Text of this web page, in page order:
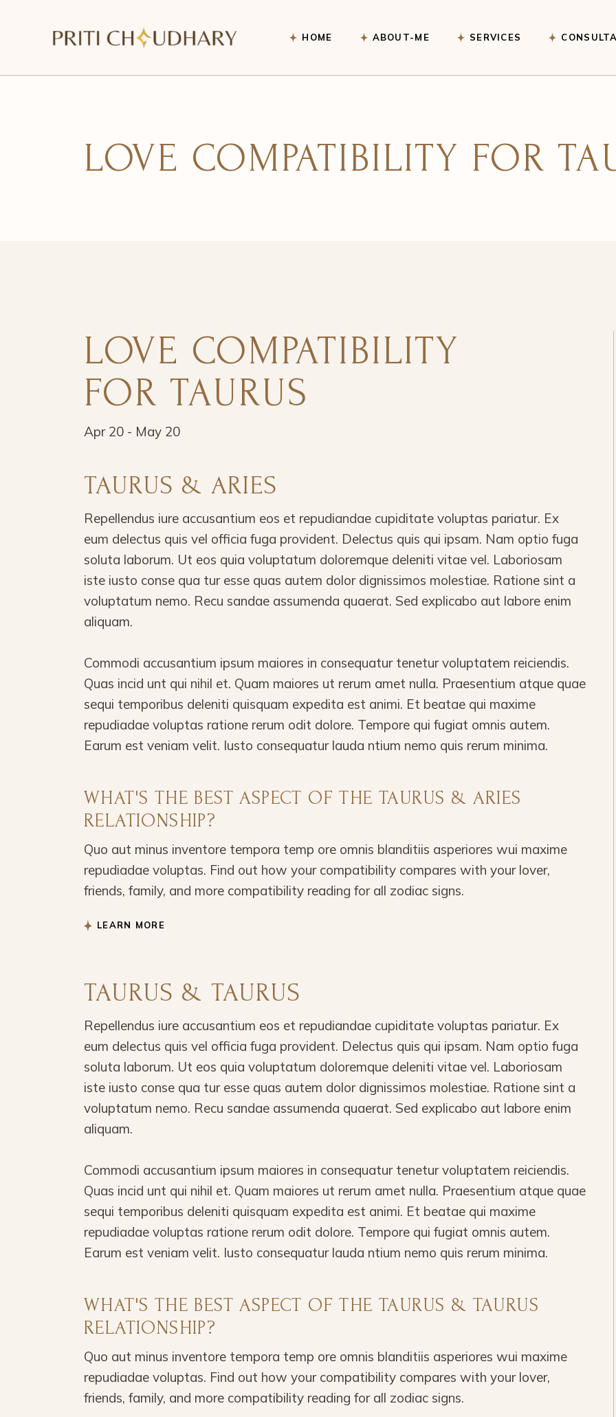
HOME ABOUT-ME SERVICES
Marriage & Relationship
Reading
LOVE COMPATIBILITY FOR
LOVE COMPATIBILITY
FOR TAURUS
Apr 20 - May 20
TAURUS & ARIES
Repellendus iure accusantium eos et repudiandae cupiditate voluptas pariatur. Ex
eum delectus quis vel officia fuga provident. Delectus quis qui ipsam. Nam optio fuga
soluta laborum. Ut eos quia voluptatum doloremque deleniti vitae vel. Laboriosam
iste iusto conse qua tur esse quas autem dolor dignissimos molestiae. Ratione sint a
voluptatum nemo. Recu sandae assumenda quaerat. Sed explicabo aut labore enim
aliquam.
Commodi accusantium ipsum maiores in consequatur tenetur voluptatem reiciendis.
Quas incid unt qui nihil et. Quam maiores ut rerum amet nulla. Praesentium atque quae
sequi temporibus deleniti quisquam expedita est animi. Et beatae qui maxime
repudiadae voluptas ratione rerum odit dolore. Tempore qui fugiat omnis autem.
Earum est veniam velit. Iusto consequatur lauda ntium nemo quis rerum minima.
WHAT'S THE BEST ASPECT OF THE TAURUS & ARIES
RELATIONSHIP?
Quo aut minus inventore tempora temp ore omnis blanditiis asperiores wui maxime
repudiadae voluptas. Find out how your compatibility compares with your lover,
friends, family, and more compatibility reading for all zodiac signs.
LEARN MORE
TAURUS & TAURUS
Repellendus iure accusantium eos et repudiandae cupiditate voluptas pariatur. Ex
eum delectus quis vel officia fuga provident. Delectus quis qui ipsam. Nam optio fuga
soluta laborum. Ut eos quia voluptatum doloremque deleniti vitae vel. Laboriosam
iste iusto conse qua tur esse quas autem dolor dignissimos molestiae. Ratione sint a
voluptatum nemo. Recu sandae assumenda quaerat. Sed explicabo aut labore enim
aliquam.
Commodi accusantium ipsum maiores in consequatur tenetur voluptatem reiciendis.
Quas incid unt qui nihil et. Quam maiores ut rerum amet nulla. Praesentium atque quae
sequi temporibus deleniti quisquam expedita est animi. Et beatae qui maxime
repudiadae voluptas ratione rerum odit dolore. Tempore qui fugiat omnis autem.
Earum est veniam velit. Iusto consequatur lauda ntium nemo quis rerum minima.
WHAT'S THE BEST ASPECT OF THE TAURUS & TAURUS
RELATIONSHIP?
Quo aut minus inventore tempora temp ore omnis blanditiis asperiores wui maxime
repudiadae voluptas. Find out how your compatibility compares with your lover,
friends, family, and more compatibility reading for all zodiac signs.